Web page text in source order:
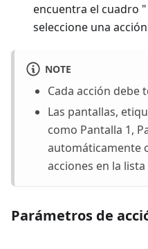
encuentra el cuadro "
seleccione una
NOTE
Cada acción debe
Las pantallas,
como Pantalla 1,
automáticamente
acciones en la
Parámetros de